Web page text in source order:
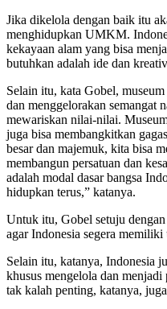
Jika dikelola dengan baik itu
menghidupkan UMKM.
kekayaan alam yang bisa
butuhkan adalah ide dan
Selain itu, kata Gobel,
dan menggelorakan semangat
mewariskan nilai-nilai.
juga bisa membangkitkan
besar dan majemuk, kita bisa
membangun persatuan dan
adalah modal dasar bangsa
hidupkan terus,” katanya.
Untuk itu, Gobel setuju
agar Indonesia segera
Selain itu, katanya, Indonesia
khusus mengelola dan
tak kalah penting, katanya,